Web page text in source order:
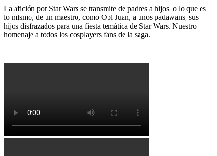
La afición por Star Wars se transmite de padres a hijos, o lo que es
lo mismo, de un maestro, como Obi Juan, a unos padawans, sus
hijos disfrazados para una fiesta temática de Star Wars. Nuestro
homenaje a todos los cosplayers fans de la saga.